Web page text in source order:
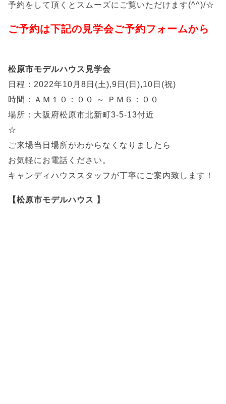
予約をして頂くとスムーズにご覧いただけます(^^)/☆
ご予約は下記の見学会ご予約フォームから
松原市モデルハウス見学会
日程：2022年10月8日(土),9日(日),10日(祝)
時間：ＡＭ１０：００ ～ ＰＭ６：００
場所：大阪府松原市北新町3-5-13付近
☆
ご来場当日場所がわからなくなりましたら
お気軽にお電話ください。
キャンディハウススタッフが丁寧にご案内致します！
【松原市モデルハウス 】